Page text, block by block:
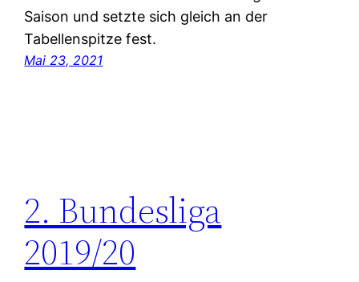
Saison und setzte sich gleich an der
Tabellenspitze fest.
Mai 23, 2021
2. Bundesliga
2019/20